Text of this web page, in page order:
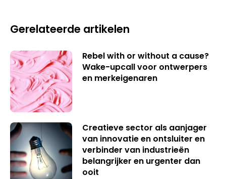
Gerelateerde artikelen
Rebel with or without a cause?
Wake-upcall voor ontwerpers
en merkeigenaren
Creatieve sector als aanjager
van innovatie en ontsluiter en
verbinder van industrieën
belangrijker en urgenter dan
ooit